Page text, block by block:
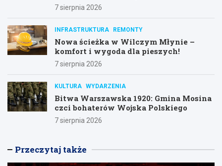
7 sierpnia 2026
INFRASTRUKTURA REMONTY
Nowa ścieżka w Wilczym Młynie –
komfort i wygoda dla pieszych!
7 sierpnia 2026
KULTURA WYDARZENIA
Bitwa Warszawska 1920: Gmina Mosina
czci bohaterów Wojska Polskiego
7 sierpnia 2026
Przeczytaj także